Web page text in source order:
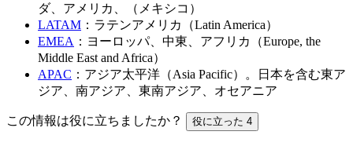
ダ、アメリカ、（メキシコ）
LATAM ：ラテンアメリカ（Latin America）
EMEA ：ヨーロッパ、中東、アフリカ（Europe, the
Middle East and Africa）
APAC ：アジア太平洋（Asia Pacific）。日本を含む東ア
ジア、南アジア、東南アジア、オセアニア
この情報は役に立ちましたか？ 役に立った 4